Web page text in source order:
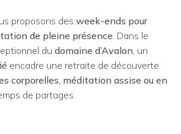
proposons des week-ends pour
de pleine présence. Dans le
du domaine d’Avalon, un
encadre une retraite de découverte
corporelles, méditation assise ou en
de partages.